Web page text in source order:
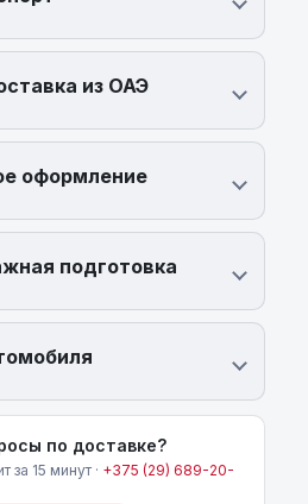
из ОАЭ
оформление
подготовка
по доставке?
15 минут · +375 (29) 689-20-